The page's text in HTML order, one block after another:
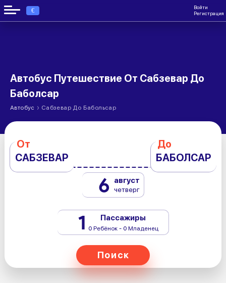
€
Войти
Регистрация
Автобус Путешествие От Сабзевар До
Баболсар
Автобус › Сабзевар До Бабольсар
От
САБЗЕВАР
До
БАБОЛСАР
6 август
четверг
1 Пассажиры
0 Ребёнок - 0 Младенец
Поиск